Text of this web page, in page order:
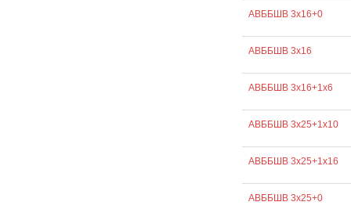
АВББШВ 3х16+0
АВББШВ 3х16
АВББШВ 3х16+1х6
АВББШВ 3х25+1х10
АВББШВ 3х25+1х16
АВББШВ 3х25+0